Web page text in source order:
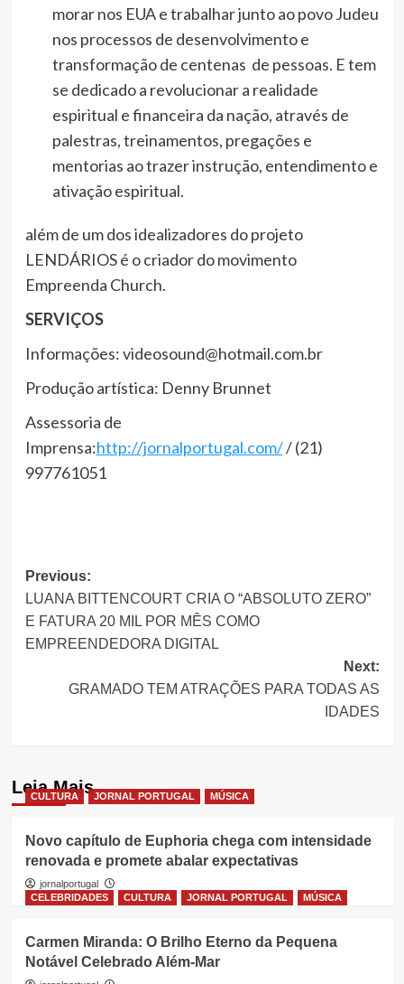
morar nos EUA e trabalhar junto ao povo Judeu
nos processos de desenvolvimento e
transformação de centenas de pessoas. E tem
se dedicado a revolucionar a realidade
espiritual e financeira da nação, através de
palestras, treinamentos, pregações e
mentorias ao trazer instrução, entendimento e
ativação espiritual.
além de um dos idealizadores do projeto
LENDÁRIOS é o criador do movimento
Empreenda Church.
SERVIÇOS
Informações: videosound@hotmail.com.br
Produção artística: Denny Brunnet
Assessoria de
Imprensa:http://jornalportugal.com// (21)
997761051
Post
navigation
Previous:
LUANA BITTENCOURT CRIA O “ABSOLUTO ZERO”
E FATURA 20 MIL POR MÊS COMO
EMPREENDEDORA DIGITAL
Next:
GRAMADO TEM ATRAÇÕES PARA TODAS AS
IDADES
Leia Mais
CULTURA JORNAL PORTUGAL MÚSICA
Novo capítulo de Euphoria chega com intensidade
renovada e promete abalar expectativas
jornalportugal
CELEBRIDADES
CULTURA JORNAL PORTUGAL MÚSICA
Carmen Miranda: O Brilho Eterno da Pequena
Notável Celebrado Além-Mar